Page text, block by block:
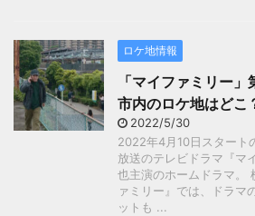
ロケ地情報
「マイファミリー
市内のロケ地はどこ
2022/5/30
2022年4月10日スタート
放送のテレビドラマ『マ
也主演のホームドラマ。
ァミリー』では、ドラマ
ットも ...